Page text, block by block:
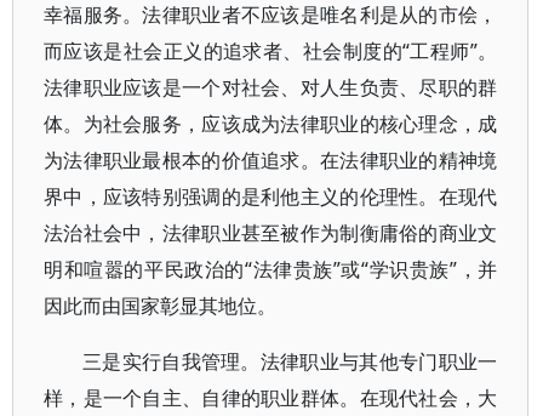
幸福服务。法律职业者不应该是唯名利是从的市侩，
而应该是社会正义的追求者、社会制度的“工程师”。
法律职业应该是一个对社会、对人生负责、尽职的群
体。为社会服务，应该成为法律职业的核心理念，成
为法律职业最根本的价值追求。在法律职业的精神境
界中，应该特别强调的是利他主义的伦理性。在现代
法治社会中，法律职业甚至被作为制衡庸俗的商业文
明和喧嚣的平民政治的“法律贵族”或“学识贵族”，并
因此而由国家彰显其地位。
三是实行自我管理。法律职业与其他专门职业一
样，是一个自主、自律的职业群体。在现代社会，大